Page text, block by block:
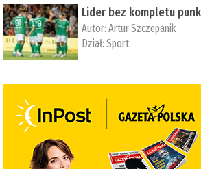
Lider bez kompletu
Autor:Artur Szczepanik
Dział:Sport